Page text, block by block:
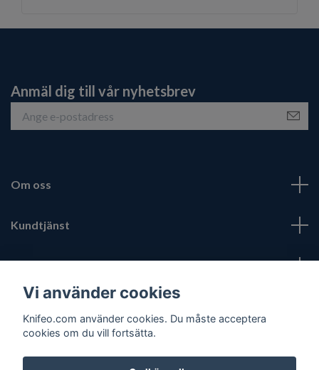
Anmäl dig till vår nyhetsbrev
Om oss
Kundtjänst
Vi använder cookies
Knifeo.com använder cookies. Du måste acceptera
cookies om du vill fortsätta.